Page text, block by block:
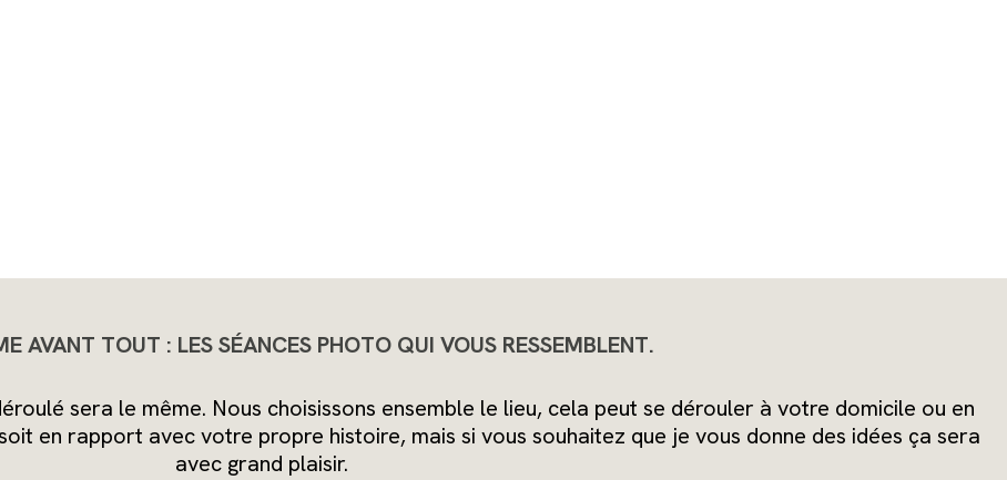
AVANT TOUT : LES SÉANCES PHOTO QUI VOUS RESSEMBLENT.
sera le même. Nous choisissons ensemble le lieu, cela peut se dérouler à votre domicile ou en
en rapport avec votre propre histoire, mais si vous souhaitez que je vous donne des idées ça sera
avec grand plaisir.